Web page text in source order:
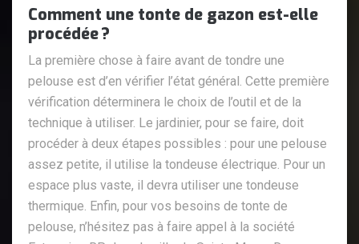
Comment une tonte de gazon est-elle
procédée ?
La première chose à faire avant de tondre une
pelouse est d’en vérifier l’état général. Cette première
vérification déterminera le choix de l’outil et de la
technique à utiliser. Le jardinier, pour se faire, doit
procéder à deux étapes possibles : pour une pelouse
assez petite, il utilise la tondeuse électrique. Pour un
espace plus vaste, il devra utiliser une tondeuse
thermique. Enfin, pour vos besoins de tonte de
pelouse, n’hésitez pas à faire appel à la société